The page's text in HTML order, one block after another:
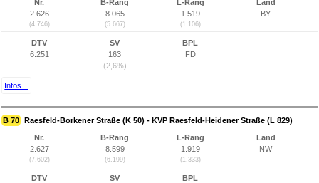
Nr.
2.626
(4.746)
B-Rang
8.065
(5.667)
L-Rang
1.519
(1.106)
Land
BY
DTV
6.251
SV
163
(2,6%)
BPL
FD
Infos...
B 70 Raesfeld-Borkener Straße (K 50) - KVP Raesfeld-Heidener Straße (L 829)
Nr.
2.627
(7.602)
B-Rang
8.599
(6.199)
L-Rang
1.919
(1.333)
Land
NW
DTV
SV
BPL